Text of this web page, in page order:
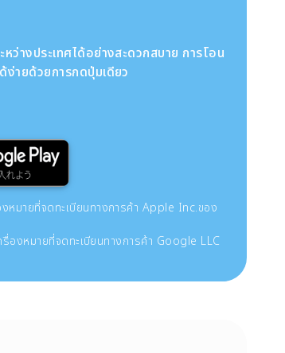
ว่างประเทศได้อย่างสะดวกสบาย การโอน
ง่ายด้วยการกดปุ่มเดียว
มายที่จดทะเบียนทางการค้า Apple Inc.ของ
องหมายที่จดทะเบียนทางการค้า Google LLC